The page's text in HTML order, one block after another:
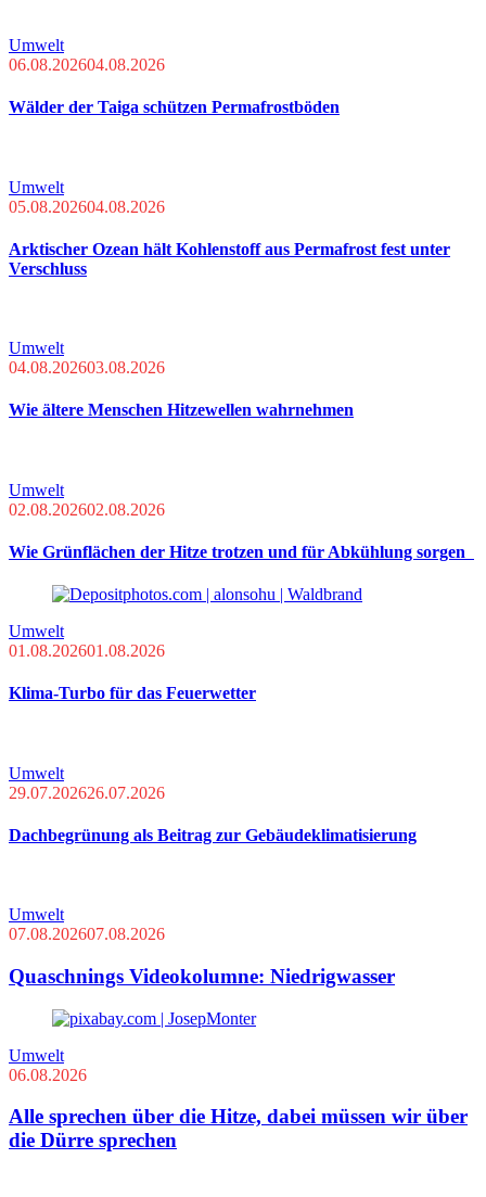
Umwelt
06.08.202604.08.2026
Wälder der Taiga schützen Permafrostböden
Umwelt
05.08.202604.08.2026
Arktischer Ozean hält Kohlenstoff aus Permafrost fest unter
Verschluss
Umwelt
04.08.202603.08.2026
Wie ältere Menschen Hitzewellen wahrnehmen
Umwelt
02.08.202602.08.2026
Wie Grünflächen der Hitze trotzen und für Abkühlung sorgen
Umwelt
01.08.202601.08.2026
Klima-Turbo für das Feuerwetter
Umwelt
29.07.202626.07.2026
Dachbegrünung als Beitrag zur Gebäudeklimatisierung
Umwelt
07.08.202607.08.2026
Quaschnings Videokolumne: Niedrigwasser
Umwelt
06.08.2026
Alle sprechen über die Hitze, dabei müssen wir über
die Dürre sprechen